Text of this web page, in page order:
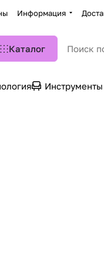
Информация
Каталог